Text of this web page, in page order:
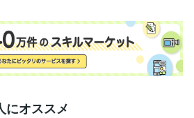
にオススメ